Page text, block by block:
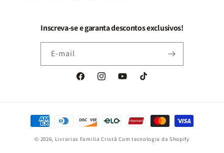
Inscreva-se e garanta descontos exclusivos!
E-mail
FacebookInstagramYouTubeTikTok
Formas
de
pagamento
© 2026, Livrarias Familia Cristã Com tecnologia da Shopify